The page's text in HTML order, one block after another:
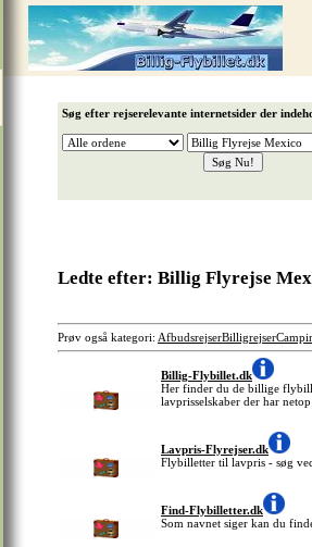
Søg efter rejserelevante internetsider der
Ledte efter: Billig Flyrejse
Prøv også kategori: AfbudsrejserBilligrejser
Billig-Flybillet.dk
Her finder du de billige
lavprisselskaber der har
Lavpris-Flyrejser.dk
Flybilletter til lavpris - søg
Find-Flybilletter.dk
Som navnet siger kan du